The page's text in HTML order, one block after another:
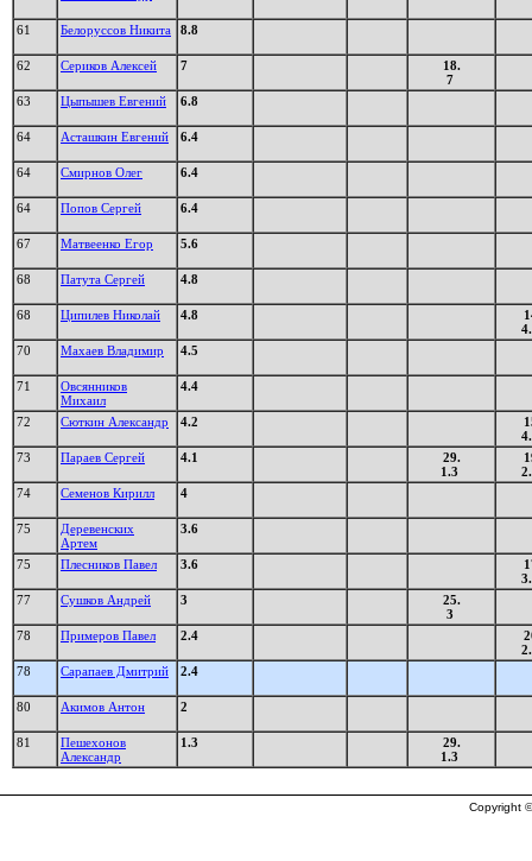
61 Белоруссов Никита 8.8
62 Сериков Алексей 7
18.
7
63
Цыпышев Евгений 6.8
64 Асташкин Евгений 6.4
64 Смирнов Олег 6.4
64 Попов Сергей 6.4
67 Матвеенко Егор 5.6
68 Патута Сергей 4.8
68 Ципилев Николай 4.8
70
Махаев Владимир 4.5
71
Овсянников
Михаил
4.4
72 Сюткин Александр 4.2
73
Параев Сергей 4.1
29.
1.3
74
Семенов Кирилл 4
75
Деревенских
Артем
3.6
75 Плесников Павел 3.6
77
Сушков Андрей 3
25.
3
78
Примеров Павел 2.4
78
Сарапаев Дмитрий 2.4
80 Акимов Антон 2
81
Пешехонов
Александр
1.3
29.
1.3
Copyright